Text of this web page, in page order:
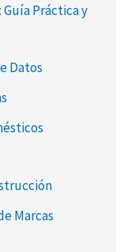
Práctica y
Datos
Marcas